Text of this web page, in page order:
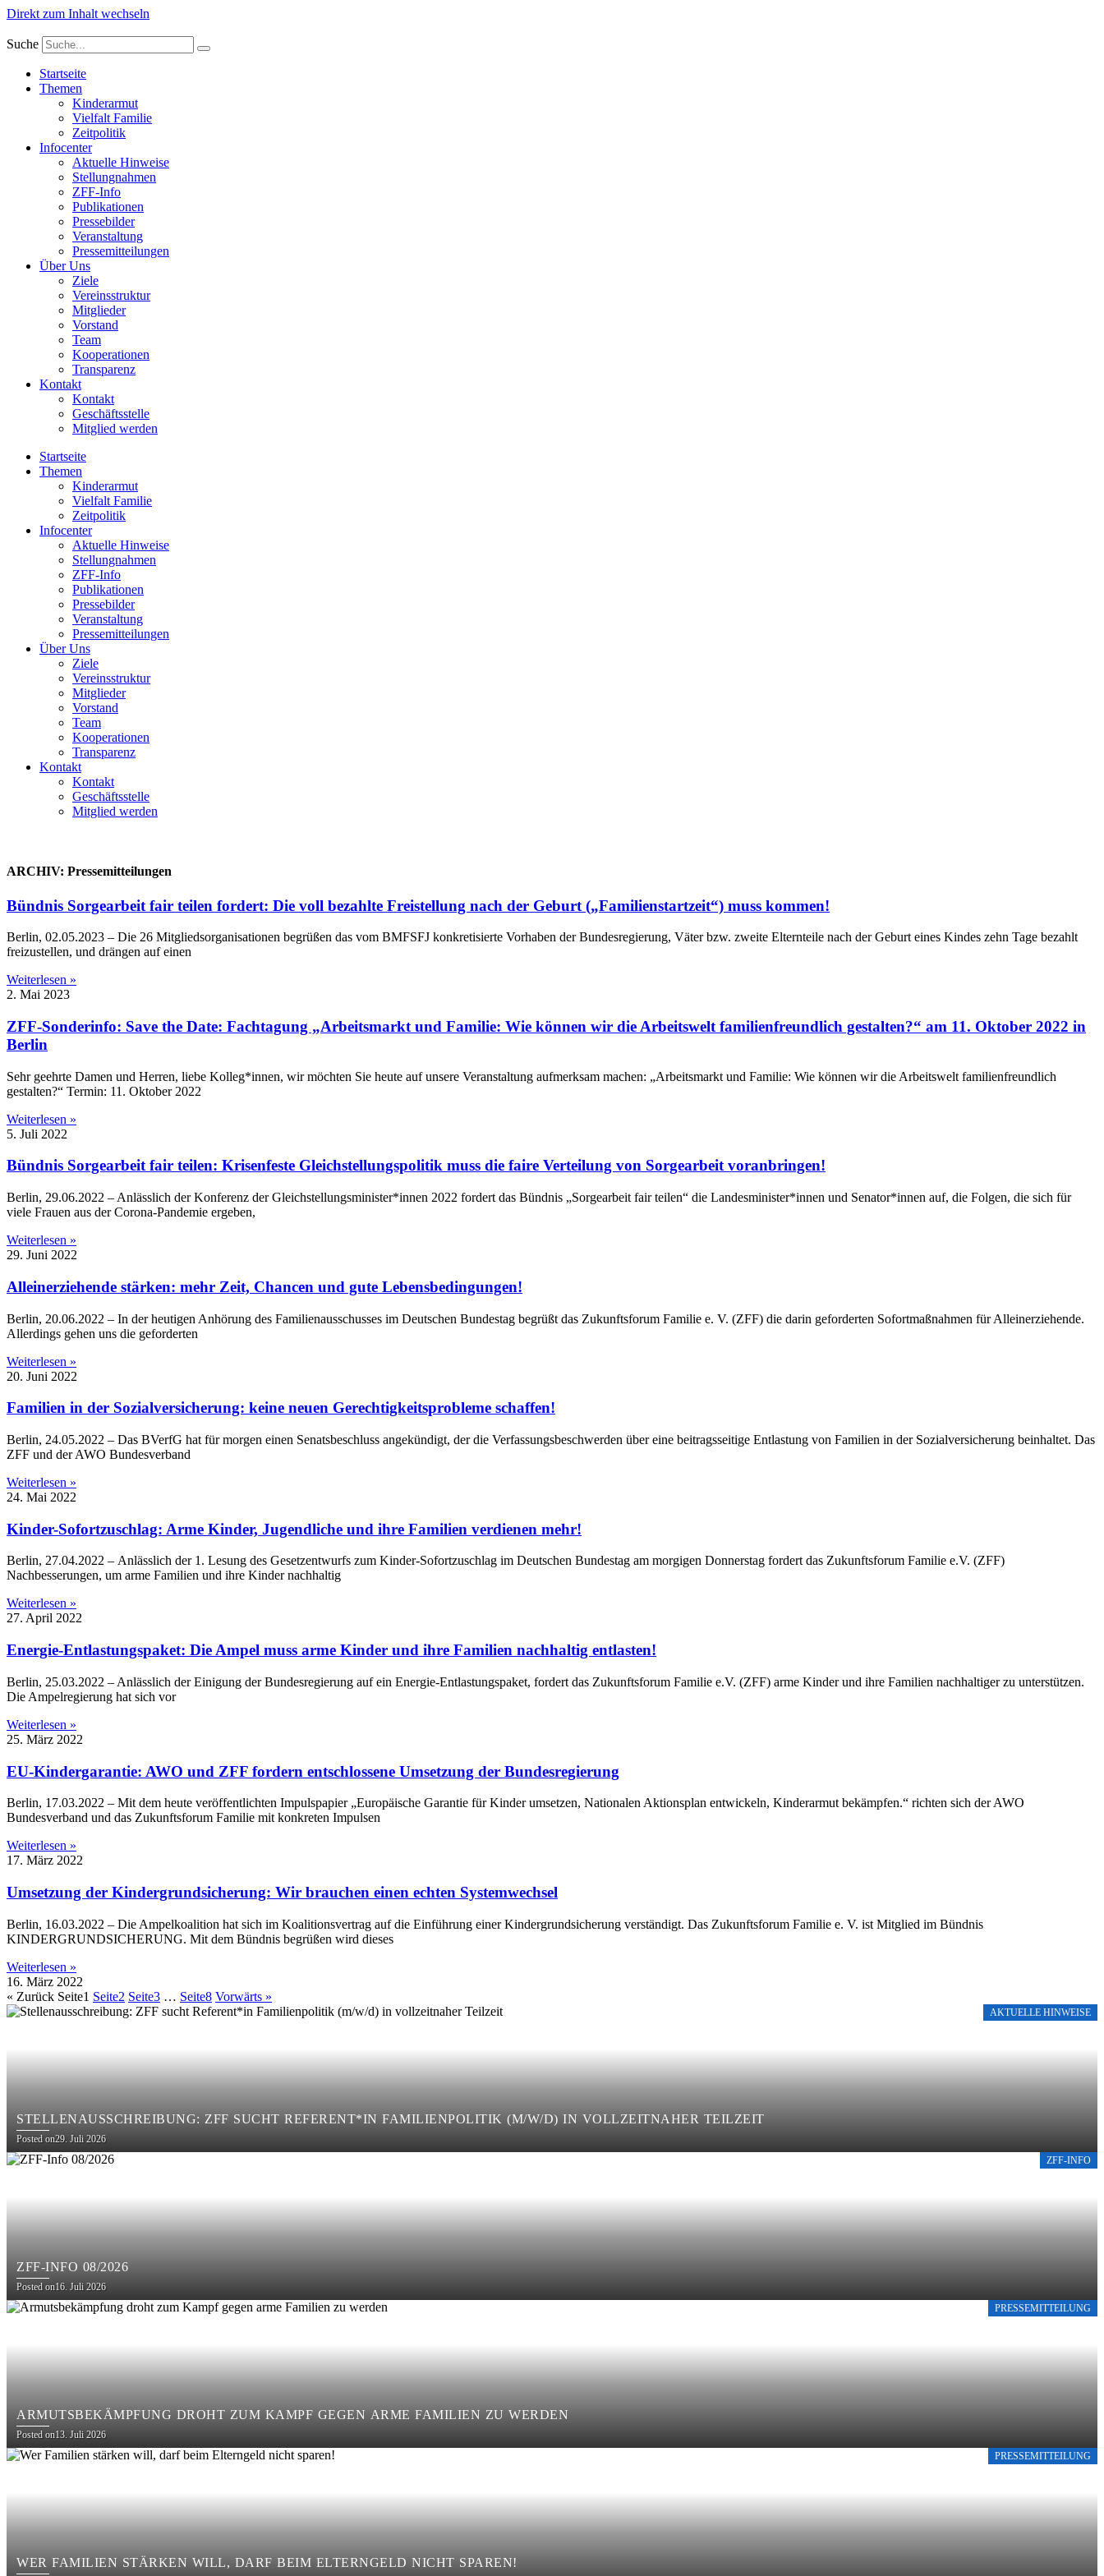
Direkt zum Inhalt wechseln
Suche
Startseite
Themen
Kinderarmut
Vielfalt Familie
Zeitpolitik
Infocenter
Aktuelle Hinweise
Stellungnahmen
ZFF-Info
Publikationen
Pressebilder
Veranstaltung
Pressemitteilungen
Über Uns
Ziele
Vereinsstruktur
Mitglieder
Vorstand
Team
Kooperationen
Transparenz
Kontakt
Kontakt
Geschäftsstelle
Mitglied werden
Startseite
Themen
Kinderarmut
Vielfalt Familie
Zeitpolitik
Infocenter
Aktuelle Hinweise
Stellungnahmen
ZFF-Info
Publikationen
Pressebilder
Veranstaltung
Pressemitteilungen
Über Uns
Ziele
Vereinsstruktur
Mitglieder
Vorstand
Team
Kooperationen
Transparenz
Kontakt
Kontakt
Geschäftsstelle
Mitglied werden
ARCHIV: Pressemitteilungen
Bündnis Sorgearbeit fair teilen fordert: Die voll bezahlte Freistellung nach der Geburt („Familienstartzeit“) muss kommen!
Berlin, 02.05.2023 – Die 26 Mitgliedsorganisationen begrüßen das vom BMFSFJ konkretisierte Vorhaben der Bundesregierung, Väter bzw. zweite Elternteile nach der Geburt eines Kindes zehn Tage bezahlt
freizustellen, und drängen auf einen
Weiterlesen »
2. Mai 2023
ZFF-Sonderinfo: Save the Date: Fachtagung „Arbeitsmarkt und Familie: Wie können wir die Arbeitswelt familienfreundlich gestalten?“ am 11. Oktober 2022 in
Berlin
Sehr geehrte Damen und Herren, liebe Kolleg*innen, wir möchten Sie heute auf unsere Veranstaltung aufmerksam machen: „Arbeitsmarkt und Familie: Wie können wir die Arbeitswelt familienfreundlich
gestalten?“ Termin: 11. Oktober 2022
Weiterlesen »
5. Juli 2022
Bündnis Sorgearbeit fair teilen: Krisenfeste Gleichstellungspolitik muss die faire Verteilung von Sorgearbeit voranbringen!
Berlin, 29.06.2022 – Anlässlich der Konferenz der Gleichstellungsminister*innen 2022 fordert das Bündnis „Sorgearbeit fair teilen“ die Landesminister*innen und Senator*innen auf, die Folgen, die sich für
viele Frauen aus der Corona-Pandemie ergeben,
Weiterlesen »
29. Juni 2022
Alleinerziehende stärken: mehr Zeit, Chancen und gute Lebensbedingungen!
Berlin, 20.06.2022 – In der heutigen Anhörung des Familienausschusses im Deutschen Bundestag begrüßt das Zukunftsforum Familie e. V. (ZFF) die darin geforderten Sofortmaßnahmen für Alleinerziehende.
Allerdings gehen uns die geforderten
Weiterlesen »
20. Juni 2022
Familien in der Sozialversicherung: keine neuen Gerechtigkeitsprobleme schaffen!
Berlin, 24.05.2022 – Das BVerfG hat für morgen einen Senatsbeschluss angekündigt, der die Verfassungsbeschwerden über eine beitragsseitige Entlastung von Familien in der Sozialversicherung beinhaltet. Das
ZFF und der AWO Bundesverband
Weiterlesen »
24. Mai 2022
Kinder-Sofortzuschlag: Arme Kinder, Jugendliche und ihre Familien verdienen mehr!
Berlin, 27.04.2022 – Anlässlich der 1. Lesung des Gesetzentwurfs zum Kinder-Sofortzuschlag im Deutschen Bundestag am morgigen Donnerstag fordert das Zukunftsforum Familie e.V. (ZFF)
Nachbesserungen, um arme Familien und ihre Kinder nachhaltig
Weiterlesen »
27. April 2022
Energie-Entlastungspaket: Die Ampel muss arme Kinder und ihre Familien nachhaltig entlasten!
Berlin, 25.03.2022 – Anlässlich der Einigung der Bundesregierung auf ein Energie-Entlastungspaket, fordert das Zukunftsforum Familie e.V. (ZFF) arme Kinder und ihre Familien nachhaltiger zu unterstützen.
Die Ampelregierung hat sich vor
Weiterlesen »
25. März 2022
EU-Kindergarantie: AWO und ZFF fordern entschlossene Umsetzung der Bundesregierung
Berlin, 17.03.2022 – Mit dem heute veröffentlichten Impulspapier „Europäische Garantie für Kinder umsetzen, Nationalen Aktionsplan entwickeln, Kinderarmut bekämpfen.“ richten sich der AWO
Bundesverband und das Zukunftsforum Familie mit konkreten Impulsen
Weiterlesen »
17. März 2022
Umsetzung der Kindergrundsicherung: Wir brauchen einen echten Systemwechsel
Berlin, 16.03.2022 – Die Ampelkoalition hat sich im Koalitionsvertrag auf die Einführung einer Kindergrundsicherung verständigt. Das Zukunftsforum Familie e. V. ist Mitglied im Bündnis
KINDERGRUNDSICHERUNG. Mit dem Bündnis begrüßen wird dieses
Weiterlesen »
16. März 2022
« Zurück Seite1 Seite2 Seite3 … Seite8 Vorwärts »
AKTUELLE HINWEISE
STELLENAUSSCHREIBUNG: ZFF SUCHT REFERENT*IN FAMILIENPOLITIK (M/W/D) IN VOLLZEITNAHER TEILZEIT
Posted on29. Juli 2026
ZFF-INFO
ZFF-INFO 08/2026
Posted on16. Juli 2026
PRESSEMITTEILUNG
ARMUTSBEKÄMPFUNG DROHT ZUM KAMPF GEGEN ARME FAMILIEN ZU WERDEN
Posted on13. Juli 2026
PRESSEMITTEILUNG
WER FAMILIEN STÄRKEN WILL, DARF BEIM ELTERNGELD NICHT SPAREN!